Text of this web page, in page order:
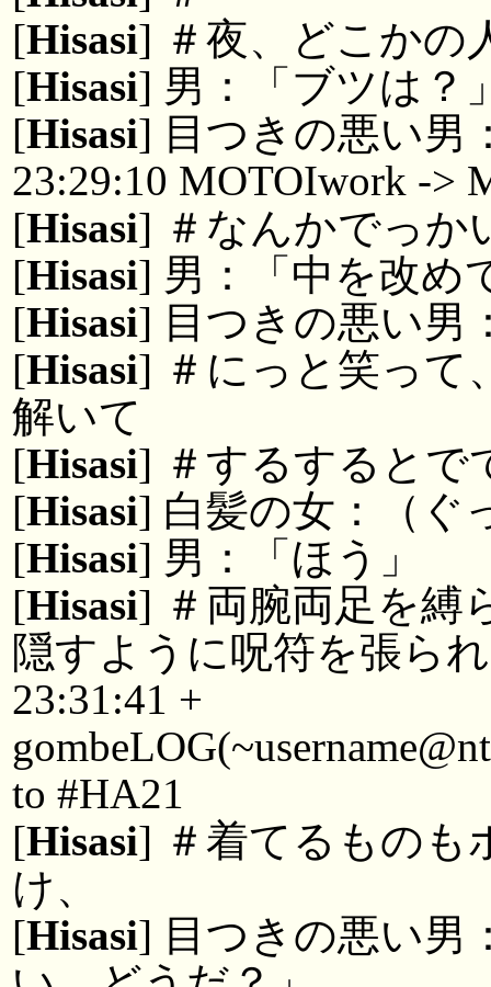
[Hisasi] ＃夜、どこかの
[Hisasi] 男：「ブツは？
[Hisasi] 目つきの悪い男
23:29:10 MOTOIwork ->
[Hisasi] ＃なんかでっか
[Hisasi] 男：「中を改め
[Hisasi] 目つきの悪い男
[Hisasi] ＃にっと笑って
解いて
[Hisasi] ＃するするとで
[Hisasi] 白髪の女：（ぐ
[Hisasi] 男：「ほう」
[Hisasi] ＃両腕両足を縛
隠すように呪符を張ら
23:31:41 +
to #HA21
[Hisasi] ＃着てるものも
け、
[Hisasi] 目つきの悪い男